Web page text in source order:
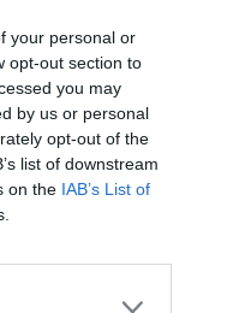
your personal or
opt-out section to
you may
by us or personal
opt-out of the
list of downstream
on the IAB’s List of
- Incendio a
impegnate sette
per lo spegnimento
GALLERIE FOTOGRAFICHE